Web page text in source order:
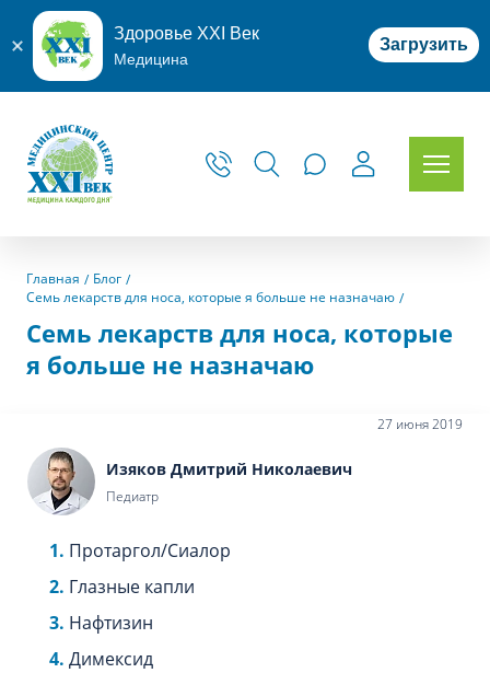
Здоровье XXI Век
Медицина
Загрузить
Главная
Блог
Семь лекарств для носа, которые я больше не назначаю
Семь лекарств для носа, которые
я больше не назначаю
Изяков Дмитрий Николаевич
Педиатр
27 июня 2019
Протаргол/Сиалор
Глазные капли
Нафтизин
Димексид